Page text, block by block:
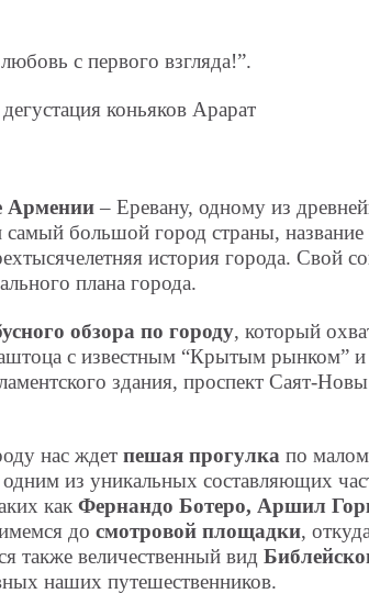
с первого взгляда!”.
коньяков Арарат
Армении– Еревану, одному из
большой город страны,
история города. Свой
плана города.
обзора по городу, который
с известным “Крытым рынком”
здания, проспект Саят-
нас ждет пешая прогулка по
из уникальных составляющих
как Фернандо Ботеро, Аршил
до смотровой площадки,
также величественный вид
наших путешественников.